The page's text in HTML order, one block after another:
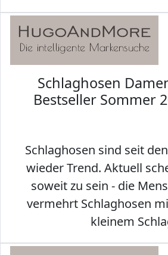
Schlaghosen
Bestseller Sommer
Schlaghosen sind seit
wieder Trend. Aktuell
soweit zu sein - die
vermehrt Schlaghosen
kleinem